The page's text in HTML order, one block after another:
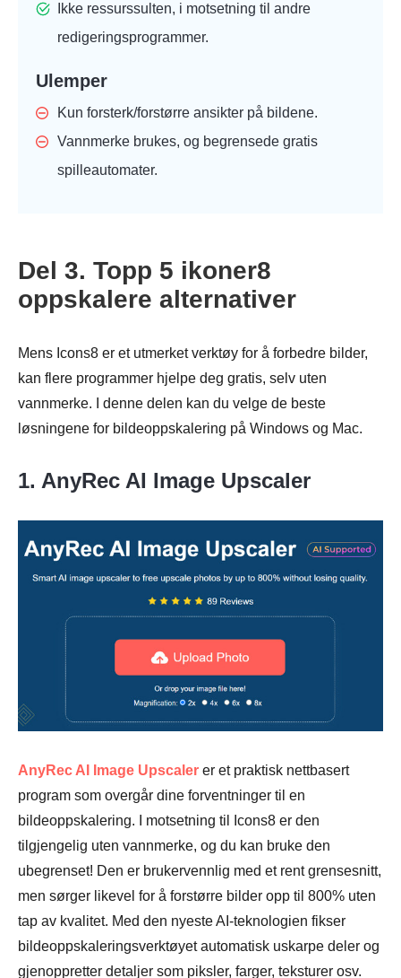
Ikke ressurssulten, i motsetning til andre
redigeringsprogrammer.
Ulemper
Kun forsterk/forstørre ansikter på bildene.
Vannmerke brukes, og begrensede gratis
spilleautomater.
Del 3. Topp 5 ikoner8
oppskalere alternativer
Mens Icons8 er et utmerket verktøy for å forbedre bilder,
kan flere programmer hjelpe deg gratis, selv uten
vannmerke. I denne delen kan du velge de beste
løsningene for bildeoppskalering på Windows og Mac.
1. AnyRec AI Image Upscaler
AnyRec AI Image Upscaler er et praktisk nettbasert
program som overgår dine forventninger til en
bildeoppskalering. I motsetning til Icons8 er den
tilgjengelig uten vannmerke, og du kan bruke den
ubegrenset! Den er brukervennlig med et rent grensesnitt,
men sørger likevel for å forstørre bilder opp til 800% uten
tap av kvalitet. Med den nyeste AI-teknologien fikser
bildeoppskaleringsverktøyet automatisk uskarpe deler og
gjenoppretter detaljer som piksler, farger, teksturer osv.